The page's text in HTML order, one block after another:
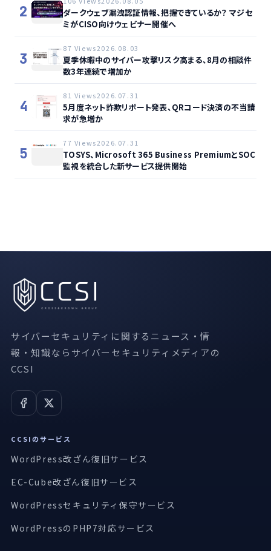
2
ダークウェブ漏洩認証情報、把握できているか？ マジセ
ミがCISO向けウェビナー開催へ
3
87 Views2026.08.03
夏季休暇中のサイバー攻撃リスク高まる、8月の相談件
数3年連続で増加か
4
81 Views2026.07.31
5月度ネット詐欺リポート発表、QRコード決済の不当請
求が急増か
5
77 Views2026.07.31
TOSYS、Microsoft 365 Business PremiumとSOC
監視を統合した新サービス提供開始
サイバーセキュリティに関するニュース・情
報・知識ならサイバーセキュリティメディアの
CCSI
CCSIのサービス
WordPress改ざん復旧サービス
EC-Cube改ざん復旧サービス
WordPressセキュリティ保守サービス
WordPressのPHP7対応サービス